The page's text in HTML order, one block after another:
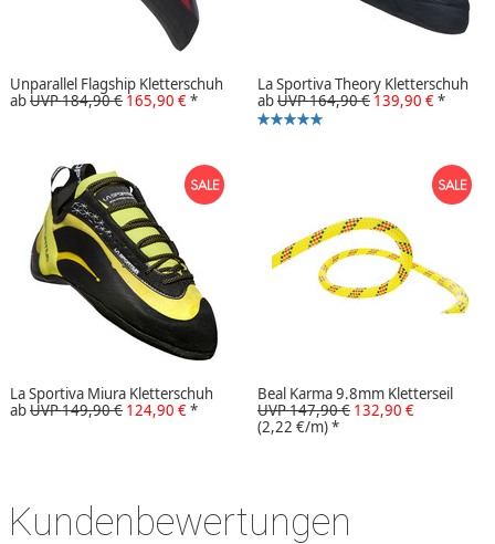
Unparallel Flagship Kletterschuh
abUVP 184,90 € 165,90 €*
La Sportiva Theory Kletterschuh
abUVP 164,90 € 139,90 €*
La Sportiva Miura Kletterschuh
abUVP 149,90 € 124,90 €*
Beal Karma 9.8mm Kletterseil
UVP 147,90 € 132,90 €
(2,22 €/m)*
Kundenbewertungen